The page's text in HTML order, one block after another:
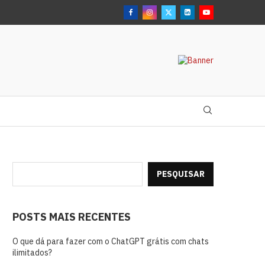
PESQUISAR
POSTS MAIS RECENTES
O que dá para fazer com o ChatGPT grátis com chats
ilimitados?